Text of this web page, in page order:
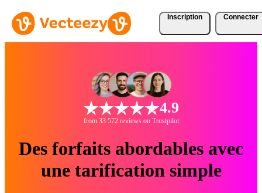
Inscription Connecter
4.9
from 33 572 reviews on Trustpilot
Des forfaits abordables avec
une tarification simple